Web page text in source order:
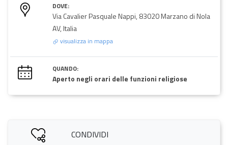
DOVE:
Via Cavalier Pasquale Nappi, 83020 Marzano di Nola
AV, Italia
visualizza in mappa
QUANDO:
Aperto negli orari delle funzioni religiose
CONDIVIDI